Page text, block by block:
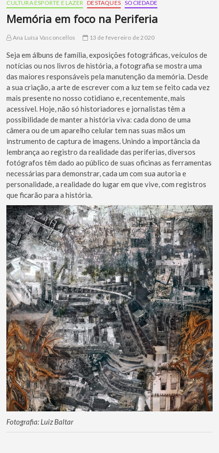
CULTURA ESPORTE E LAZER DESTAQUES SOCIEDADE
Memória em foco na Periferia
Ana Luísa Vasconcellos 13 de fevereiro de 2020
Seja em álbuns de família, exposições fotográficas, veículos de
notícias ou nos livros de história, a fotografia se mostra uma
das maiores responsáveis pela manutenção da memória. Desde
a sua criação, a arte de escrever com a luz tem se feito cada vez
mais presente no nosso cotidiano e, recentemente, mais
acessível. Hoje, não só historiadores e jornalistas têm a
possibilidade de manter a história viva: cada dono de uma
câmera ou de um aparelho celular tem nas suas mãos um
instrumento de captura de imagens. Unindo a importância da
lembrança ao registro da realidade das periferias, diversos
fotógrafos têm dado ao público de suas oficinas as ferramentas
necessárias para demonstrar, cada um com sua autoria e
personalidade, a realidade do lugar em que vive, com registros
que ficarão para a história.
Fotografia: Luiz Baltar